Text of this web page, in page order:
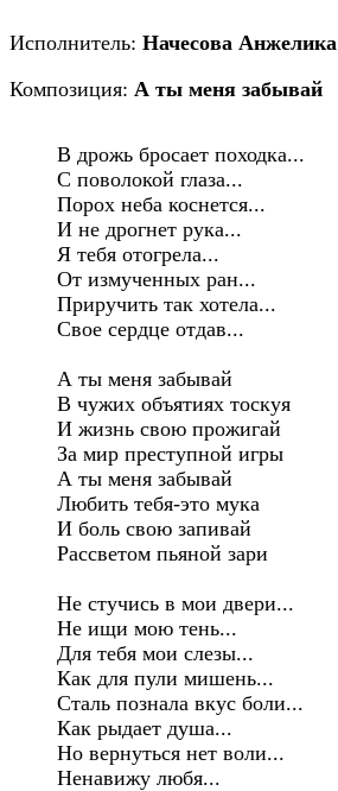
Исполнитель: Начесова Анжелика
Композиция: А ты меня забывай
В дрожь бросает походка...
С поволокой глаза...
Порох неба коснется...
И не дрогнет рука...
Я тебя отогрела...
От измученных ран...
Приручить так хотела...
Свое сердце отдав...
А ты меня забывай
В чужих объятиях тоскуя
И жизнь свою прожигай
За мир преступной игры
А ты меня забывай
Любить тебя-это мука
И боль свою запивай
Рассветом пьяной зари
Не стучись в мои двери...
Не ищи мою тень...
Для тебя мои слезы...
Как для пули мишень...
Сталь познала вкус боли...
Как рыдает душа...
Но вернуться нет воли...
Ненавижу любя...